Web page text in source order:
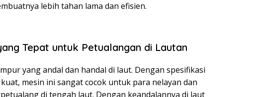
lebih tahan lama dan efisien.
Tepat untuk Petualangan di Lautan
yang andal dan handal di laut. Dengan spesifikasi
mesin ini sangat cocok untuk para nelayan dan
di tengah laut. Dengan keandalannya di laut